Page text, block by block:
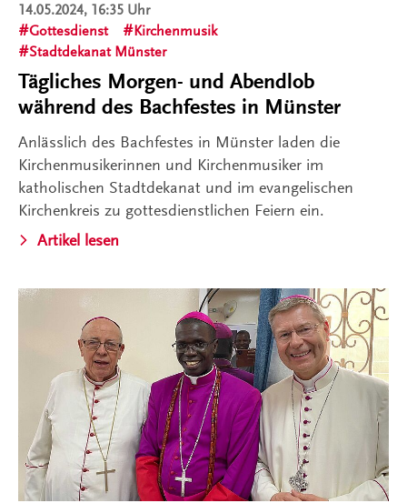
14.05.2024, 16:35 Uhr
Gottesdienst
Kirchenmusik
Stadtdekanat Münster
Tägliches Morgen- und Abendlob
während des Bachfestes in Münster
Anlässlich des Bachfestes in Münster laden die
Kirchenmusikerinnen und Kirchenmusiker im
katholischen Stadtdekanat und im evangelischen
Kirchenkreis zu gottesdienstlichen Feiern ein.
Artikel lesen